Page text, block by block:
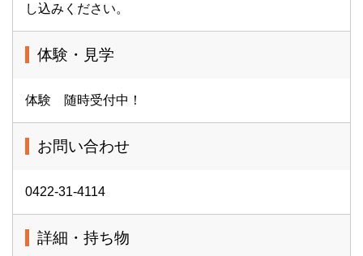
し込みください。
体験・見学
体験 随時受付中！
お問い合わせ
0422-31-4114
詳細・持ち物